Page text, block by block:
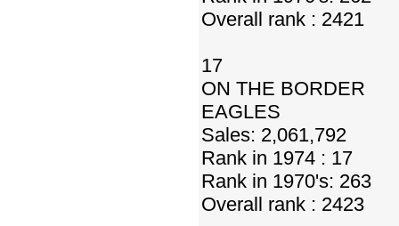
Overall rank : 2421
17
ON THE BORDER
EAGLES
Sales: 2,061,792
Rank in 1974 : 17
Rank in 1970's: 263
Overall rank : 2423